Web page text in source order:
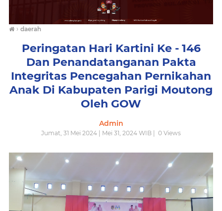
› daerah
Peringatan Hari Kartini Ke - 146
Dan Penandatanganan Pakta
Integritas Pencegahan Pernikahan
Anak Di Kabupaten Parigi Moutong
Oleh GOW
Admin
Jumat, 31 Mei 2024 | Mei 31, 2024 WIB | 0 Views